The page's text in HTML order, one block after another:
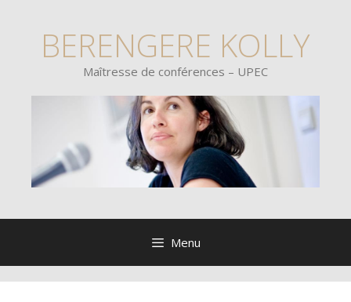
BERENGERE KOLLY
Maîtresse de conférences – UPEC
Menu